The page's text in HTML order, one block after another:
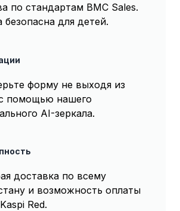
по стандартам BMC Sales.
для детей.
форму не выходя из
помощью нашего
AI-зеркала.
доставка по всему
и возможность оплаты
Red.